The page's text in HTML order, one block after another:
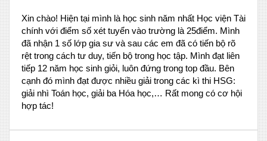
Xin chào! Hiện tại mình là học sinh năm nhất Học viện Tài
chính với điểm số xét tuyển vào trường là 25điểm. Mình
đã nhận 1 số lớp gia sư và sau các em đã có tiến bộ rõ
rệt trong cách tư duy, tiến bộ trong học tập. Mình đạt liên
tiếp 12 năm học sinh giỏi, luôn đứng trong top đầu. Bên
cạnh đó mình đạt được nhiều giải trong các kì thi HSG:
giải nhì Toán học, giải ba Hóa học,… Rất mong có cơ hội
hợp tác!